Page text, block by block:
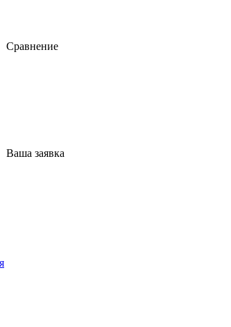
Сравнение
Ваша заявка